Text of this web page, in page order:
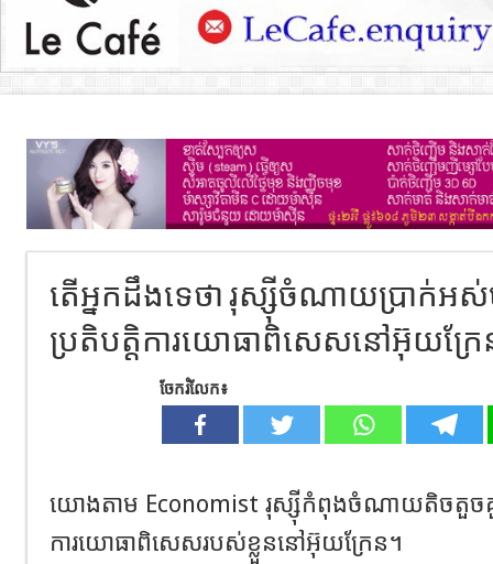
តើអ្នកដឹងទេថា រុស្ស៊ីចំណាយប្រាក់អស់
ប្រតិបត្តិការយោធាពិសេសនៅអ៊ុយក្រ
ចែករំលែក៖
យោងតាម Economist រុស្ស៊ីកំពុងចំណាយតិចតួចគួរឱ្
ការយោធាពិសេសរបស់ខ្លួននៅអ៊ុយក្រែន។